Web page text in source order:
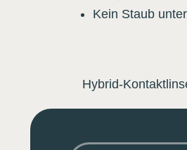
Kein Staub
Hybrid-